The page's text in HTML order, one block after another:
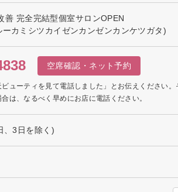
善 完全完結型個室サロンOPEN
カミシツカイゼンカンゼンカンケツガタ)
空席確認・ネット予約
ューティを見て電話しました」とお伝えください
は、なるべく早めにお店に電話ください。
、3日を除く)